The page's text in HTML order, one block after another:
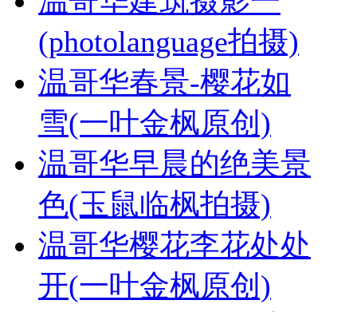
(photolanguage拍摄)
温哥华春景-樱花如
雪(一叶金枫原创)
温哥华早晨的绝美景
色(玉鼠临枫拍摄)
温哥华樱花李花处处
开(一叶金枫原创)